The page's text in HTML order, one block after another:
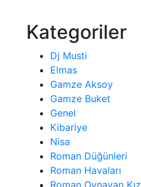
Kategoriler
Dj Musti
Elmas
Gamze Aksoy
Gamze Buket
Genel
Kibariye
Nisa
Roman Düğünleri
Roman Havaları
Roman Oynayan